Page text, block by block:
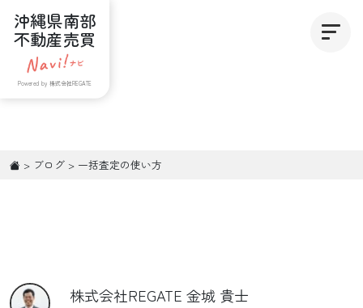
沖縄県南部
不動産売買
Powered by 株式会社REGATE
> ブログ > 一括査定の使い方
株式会社REGATE 金城 貴士